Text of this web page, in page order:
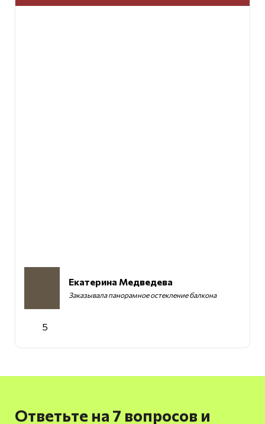
Екатерина Медведева
Заказывала панорамное остекление балкона
5
Ответьте на 7 вопросов и